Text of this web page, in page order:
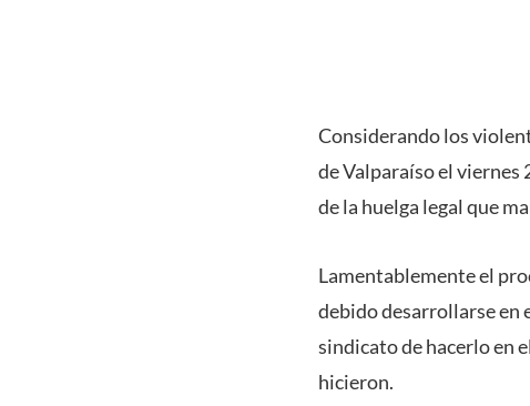
Considerando los
de Valparaíso el viernes
de la huelga legal que
Lamentablemente el
debido desarrollarse en
sindicato de hacerlo en
hicieron.